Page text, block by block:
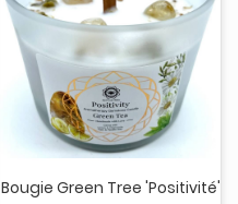
Bougie Green Tree 'Positivité'